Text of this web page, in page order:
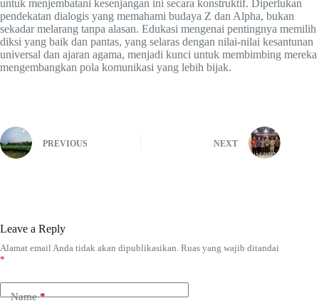
untuk menjembatani kesenjangan ini secara konstruktif. Diperlukan
pendekatan dialogis yang memahami budaya Z dan Alpha, bukan
sekadar melarang tanpa alasan. Edukasi mengenai pentingnya memilih
diksi yang baik dan pantas, yang selaras dengan nilai-nilai kesantunan
universal dan ajaran agama, menjadi kunci untuk membimbing mereka
mengembangkan pola komunikasi yang lebih bijak.
PREVIOUS NEXT
Leave a Reply
Alamat email Anda tidak akan dipublikasikan. Ruas yang wajib ditandai
*
Name*